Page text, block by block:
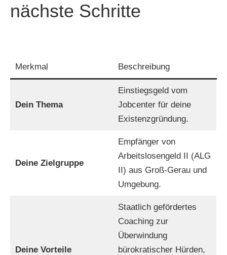
nächste Schritte
Merkmal Beschreibung
Dein Thema
Einstiegsgeld vom
Jobcenter für deine
Existenzgründung.
Deine Zielgruppe
Empfänger von
Arbeitslosengeld II (ALG
II) aus Groß-Gerau und
Umgebung.
Deine Vorteile
Staatlich gefördertes
Coaching zur
Überwindung
bürokratischer Hürden,